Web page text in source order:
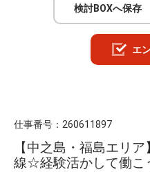
検討BOXへ保存
エ
仕事番号： 260611897
【中之島・福島エリ
線☆経験活かして働こ